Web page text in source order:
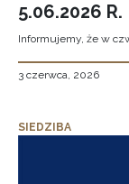
5.06.2026 R.
Informujemy, że w
3 czerwca, 2026
SIEDZIBA